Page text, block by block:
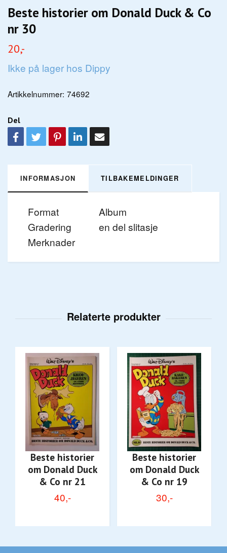
Beste historier om Donald Duck & Co
nr 30
20,-
Ikke på lager hos Dippy
Artikkelnummer: 74692
Del
INFORMASJON TILBAKEMELDINGER
Format
Album
Gradering
en del slitasje
Merknader
Beste historier
om Donald Duck
& Co nr 21
40,-
Beste historier
om Donald Duck
& Co nr 19
30,-